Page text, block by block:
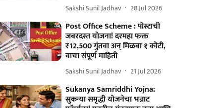
Sakshi Sunil Jadhav 28 Jul 2026
Post Office Scheme : पोस्टाची
जबरदस्त योजना! दरमहा फक्त
₹12,500 गुंतवा अन् मिळवा १ कोटी,
वाचा संपूर्ण माहिती
Sakshi Sunil Jadhav 21 Jul 2026
Sukanya Samriddhi Yojna:
सुकन्या समृद्धी योजनेचा भन्नाट